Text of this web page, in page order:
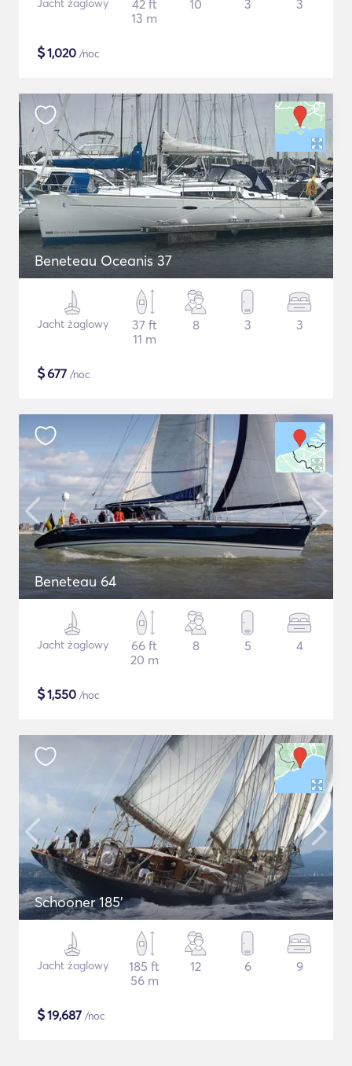
Jacht żaglowy
42 ft
13 m
10 3 3
$1,020 /noc
Beneteau Oceanis 37
Jacht żaglowy
37 ft
11 m
8 3 3
$677 /noc
Beneteau 64
Jacht żaglowy
66 ft
20 m
8 5 4
$1,550 /noc
Schooner 185'
Jacht żaglowy
185 ft
56 m
12 6 9
$19,687 /noc